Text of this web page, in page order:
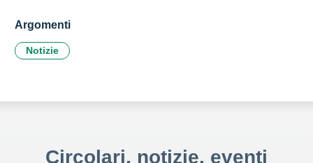
Argomenti
Notizie
Circolari, notizie, eventi